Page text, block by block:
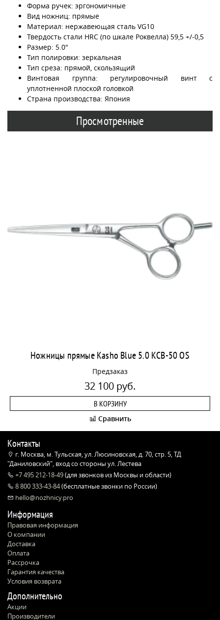
Форма ручек: эргономичные
Вид ножниц: прямые
Материал: нержавеющая сталь VG10
Твердость стали HRC (по шкале Роквелла) 59,5 +/-0,5
Размер: 5.0"
Тип полировки: зеркальная
Тип среза: прямой, скользящий
Винтовая группа: регулировочный винт с
уплотненной плоской головкой
Страна производства: Япония
Просмотренные
Ножницы прямые Kasho Blue 5.0 KCB-50 OS
Предзаказ
32 100 руб.
В КОРЗИНУ
Сравнить
Контакты
г. Москва, м. Тульская, ул. Люсиновская, д. 70, стр. 5, ТД
"Даниловский", вход со стороны ул. Лестева
+7 495 212-18-49(для звонков из Москвы и области)
8 800 333-43-84(бесплатные звонки по России)
hello@nozhnicy.pro
Информация
Правовая информация
О компании
Доставка
Оплата
Рассрочка
Гарантия качества
Условия возврата
Дополнительно
Акции
Производители